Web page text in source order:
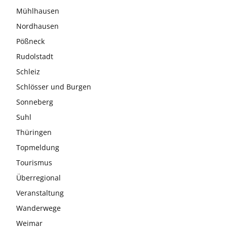
Mühlhausen
Nordhausen
Pößneck
Rudolstadt
Schleiz
Schlösser und Burgen
Sonneberg
Suhl
Thüringen
Topmeldung
Tourismus
Überregional
Veranstaltung
Wanderwege
Weimar